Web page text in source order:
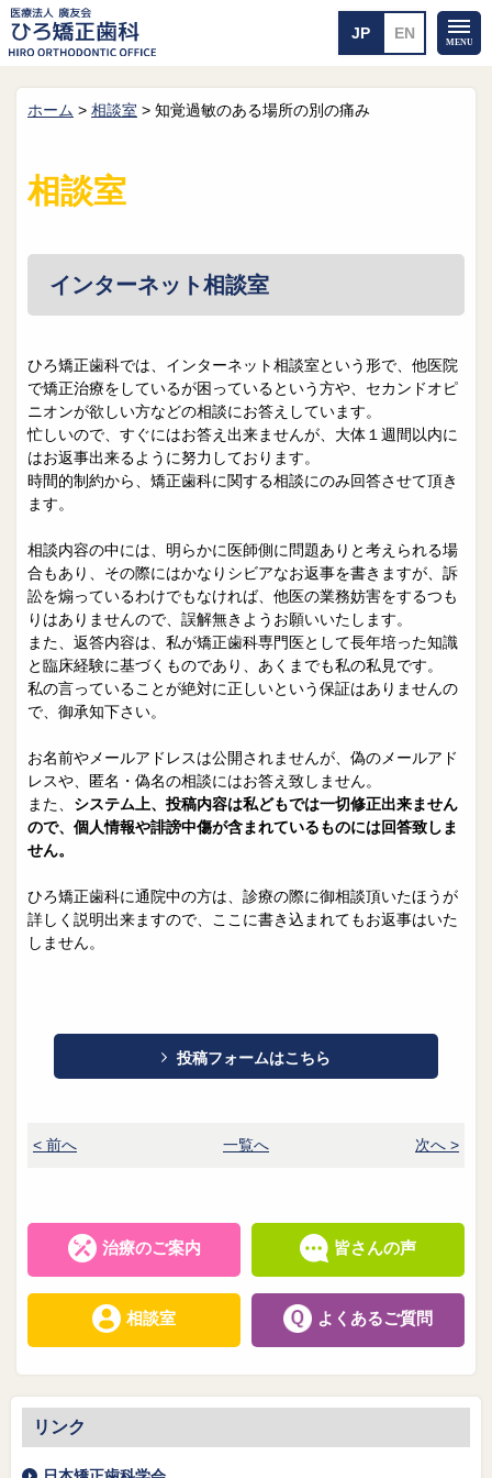
ホーム 矯正治療について
院長紹介
メール送信 相談室
皆さんの声 求人
院長日誌 治療相談
スタッフブログ サイトマップ
0263-54-6622
MAILはこちら
ホーム > 相談室 > 知覚過敏のある場所の別の痛み
相談室
インターネット相談室
ひろ矯正歯科では、インターネット相談室という形で、他医院
で矯正治療をしているが困っているという方や、セカンドオピ
ニオンが欲しい方などの相談にお答えしています。
忙しいので、すぐにはお答え出来ませんが、大体１週間以内に
はお返事出来るように努力しております。
時間的制約から、矯正歯科に関する相談にのみ回答させて頂き
ます。
相談内容の中には、明らかに医師側に問題ありと考えられる場
合もあり、その際にはかなりシビアなお返事を書きますが、訴
訟を煽っているわけでもなければ、他医の業務妨害をするつも
りはありませんので、誤解無きようお願いいたします。
また、返答内容は、私が矯正歯科専門医として長年培った知識
と臨床経験に基づくものであり、あくまでも私の私見です。
私の言っていることが絶対に正しいという保証はありませんの
で、御承知下さい。
お名前やメールアドレスは公開されませんが、偽のメールアド
レスや、匿名・偽名の相談にはお答え致しません。
また、 システム上、投稿内容は私どもでは一切修正出来ません
ので、個人情報や誹謗中傷が含まれているものには回答致しま
せん。
ひろ矯正歯科に通院中の方は、診療の際に御相談頂いたほうが
詳しく説明出来ますので、ここに書き込まれてもお返事はいた
しません。
投稿フォームはこちら
< 前へ 一覧へ 次へ >
治療のご案内 皆さんの声
相談室 よくあるご質問
リンク